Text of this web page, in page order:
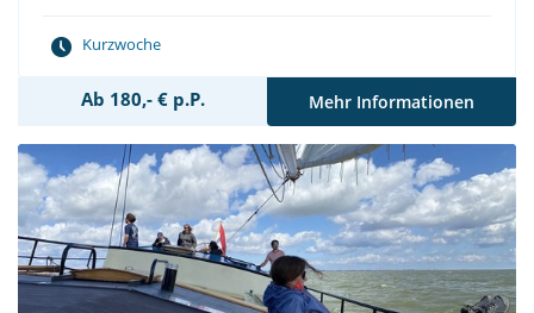
Kurzwoche
Ab 180,- € p.P. Mehr Informationen